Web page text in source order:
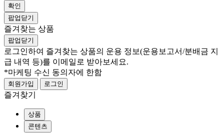
확인
팝업닫기
즐겨찾는 상품
팝업닫기
로그인하여 즐겨찾는 상품의 운용 정보(운용보고서/분배금 지
급 내역 등)를 이메일로 받아보세요.
*마케팅 수신 동의자에 한함
회원가입 로그인
즐겨찾기
상품
콘텐츠